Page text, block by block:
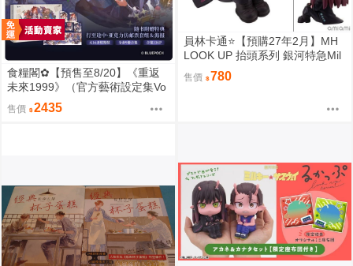
食糧閣✿【預售至8/20】《重返
未來1999》（官方藝術設定集Vo
l.2_典藏版&全套壓克力擺件）重
返未来1999／預售特典／美術集
售價 2435
員林卡通⭐️【預購27年2月】MH
LOOK UP 抬頭系列 銀河特急Mil
ky☆Subway 朱音 0813
售價 780